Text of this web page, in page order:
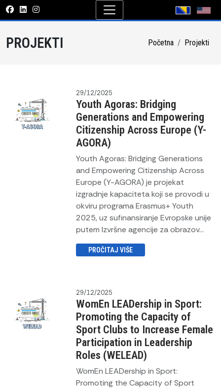
PROJEKTI Početna Projekti
29/12/2025
Youth Agoras: Bridging
Generations and Empowering
Citizenship Across Europe (Y-
AGORA)
Youth Agoras: Bridging Generations
and Empowering Citizenship Across
Europe (Y-AGORA) je projekat
izgradnje kapaciteta koji se provodi u
okviru programa Erasmus+ Youth
2025, uz sufinansiranje Evropske unije
putem Izvršne agencije za obrazov...
PROČITAJ VIŠE
29/12/2025
WomEn LEADership in Sport:
Promoting the Capacity of
Sport Clubs to Increase Female
Participation in Leadership
Roles (WELEAD)
WomEn LEADership in Sport:
Promoting the Capacity of Sport